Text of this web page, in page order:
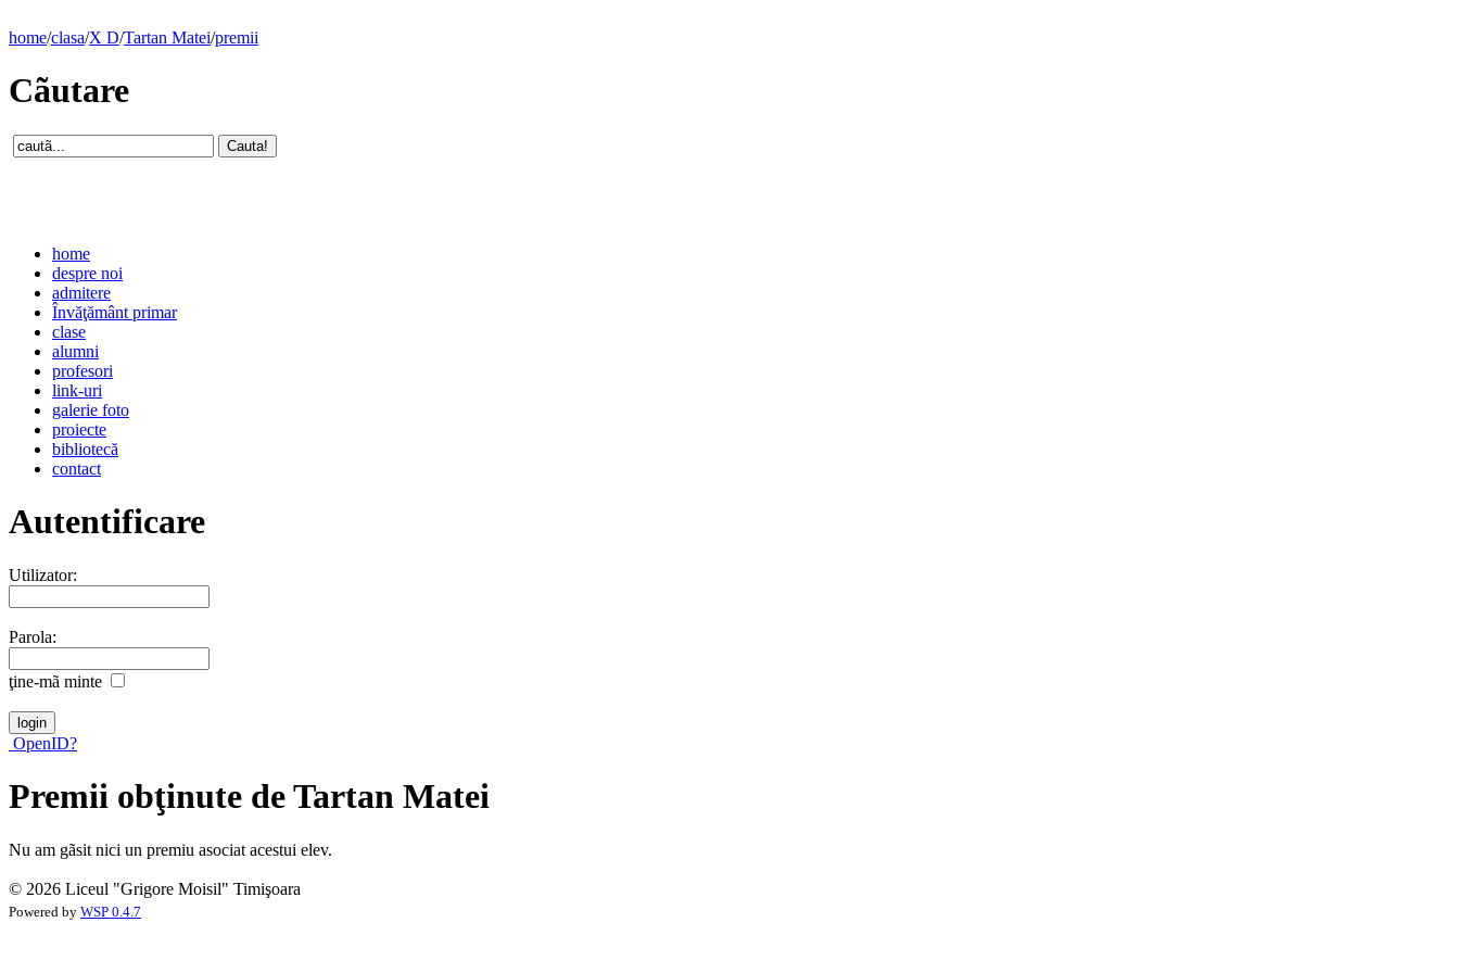
home/clasa/X D/Tartan Matei/premii
Cãutare
home
despre noi
admitere
Învăţământ primar
clase
alumni
profesori
link-uri
galerie foto
proiecte
bibliotecă
contact
Autentificare
Utilizator:
Parola:
ţine-mã minte
OpenID?
Premii obţinute de Tartan Matei
Nu am gãsit nici un premiu asociat acestui elev.
© 2026 Liceul "Grigore Moisil" Timişoara
Powered by WSP 0.4.7